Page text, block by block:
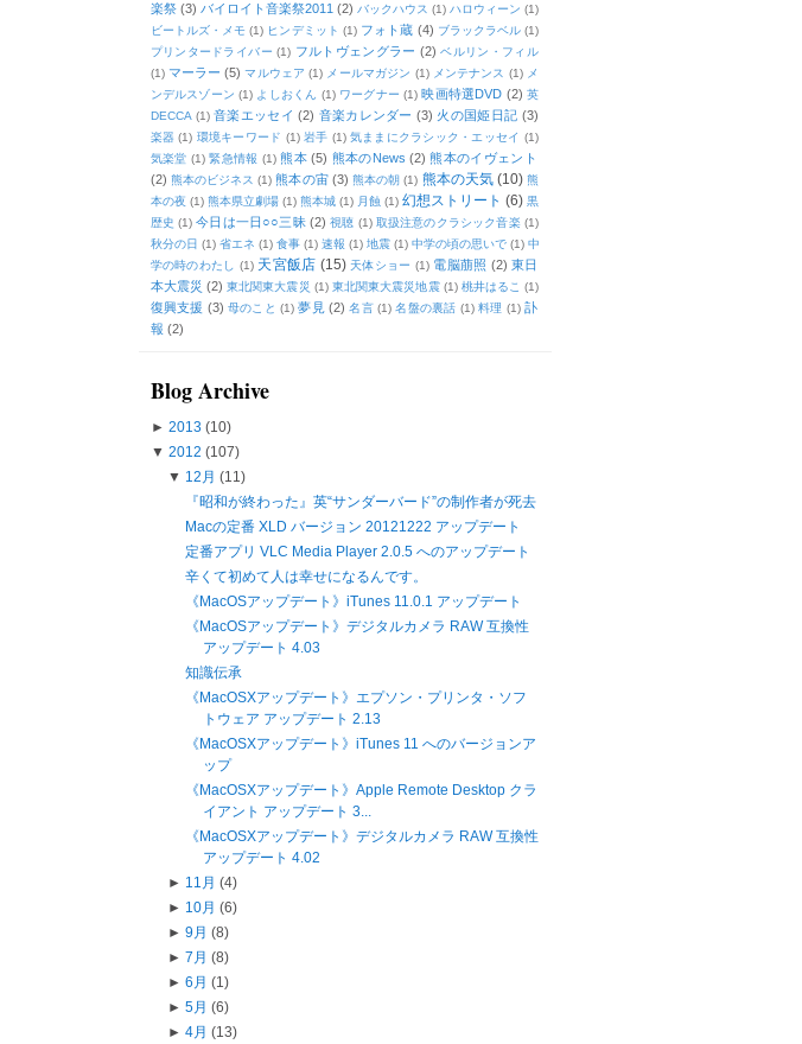
楽祭 (3) バイロイト音楽祭2011 (2) バックハウス (1) ハロウィーン (1)
ビートルズ・メモ (1) ヒンデミット (1) フォト蔵 (4) ブラックラベル (1)
プリンタードライバー (1) フルトヴェングラー (2) ベルリン・フィル
(1) マーラー (5) マルウェア (1) メールマガジン (1) メンテナンス (1) メ
ンデルスゾーン (1) よしおくん (1) ワーグナー (1) 映画特選DVD (2) 英
DECCA (1) 音楽エッセイ (2) 音楽カレンダー (3) 火の国姫日記 (3)
楽器 (1) 環境キーワード (1) 岩手 (1) 気ままにクラシック・エッセイ (1)
気楽堂 (1) 緊急情報 (1) 熊本 (5) 熊本のNews (2) 熊本のイヴェント
(2) 熊本のビジネス (1) 熊本の宙 (3) 熊本の朝 (1) 熊本の天気 (10) 熊
本の夜 (1) 熊本県立劇場 (1) 熊本城 (1) 月蝕 (1) 幻想ストリート (6) 黒
歴史 (1) 今日は一日○○三昧 (2) 視聴 (1) 取扱注意のクラシック音楽 (1)
秋分の日 (1) 省エネ (1) 食事 (1) 速報 (1) 地震 (1) 中学の頃の思いで (1) 中
学の時のわたし
(1) 天宮飯店 (15) 天体ショー (1) 電脳萠照 (2) 東日
本大震災 (2) 東北関東大震災 (1) 東北関東大震災地震 (1) 桃井はるこ (1)
復興支援 (3) 母のこと (1) 夢見 (2) 名言 (1) 名盤の裏話 (1) 料理 (1) 訃
報 (2)
Blog Archive
► 2013 (10)
▼ 2012 (107)
▼ 12月 (11)
『昭和が終わった』英“サンダーバード”の制作者が死去
Macの定番 XLD バージョン 20121222 アップデート
定番アプリ VLC Media Player 2.0.5 へのアップデート
辛くて初めて人は幸せになるんです。
《MacOSアップデート》iTunes 11.0.1 アップデート
《MacOSアップデート》デジタルカメラ RAW 互換性
アップデート 4.03
知識伝承
《MacOSXアップデート》エプソン・プリンタ・ソフ
トウェア アップデート 2.13
《MacOSXアップデート》iTunes 11 へのバージョンア
ップ
《MacOSXアップデート》Apple Remote Desktop クラ
イアント アップデート 3...
《MacOSXアップデート》デジタルカメラ RAW 互換性
アップデート 4.02
► 11月 (4)
► 10月 (6)
► 9月 (8)
► 7月 (8)
► 6月 (1)
► 5月 (6)
► 4月 (13)